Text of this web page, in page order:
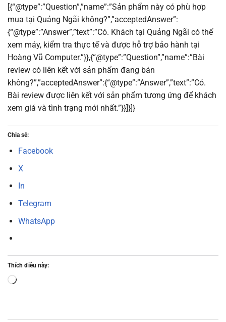
[{“@type”:”Question”,”name”:”Sản phẩm này có phù hợp
mua tại Quảng Ngãi không?”,”acceptedAnswer”:
{“@type”:”Answer”,”text”:”Có. Khách tại Quảng Ngãi có thể
xem máy, kiểm tra thực tế và được hỗ trợ bảo hành tại
Hoàng Vũ Computer.”}},{“@type”:”Question”,”name”:”Bài
review có liên kết với sản phẩm đang bán
không?”,”acceptedAnswer”:{“@type”:”Answer”,”text”:”Có.
Bài review được liên kết với sản phẩm tương ứng để khách
xem giá và tình trạng mới nhất.”}}]}]}
Chia sẻ:
Facebook
X
In
Telegram
WhatsApp
Thích điều này:
Đang